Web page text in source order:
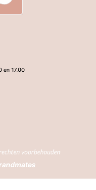
en 17.00
voorbehouden